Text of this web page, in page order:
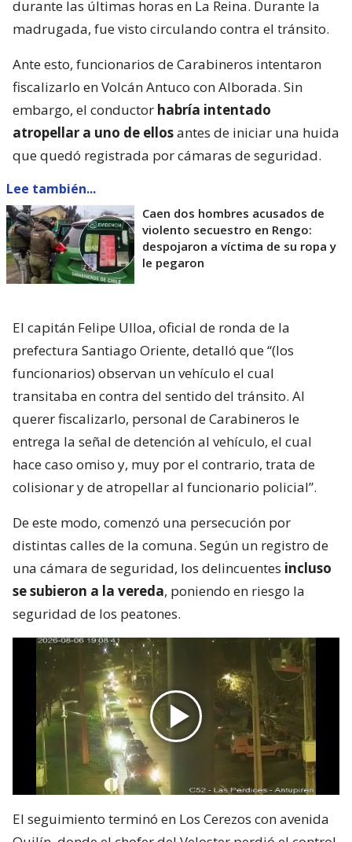
durante las últimas horas en La Reina. Durante la
madrugada, fue visto circulando contra el tránsito.
Ante esto, funcionarios de Carabineros intentaron
fiscalizarlo en Volcán Antuco con Alborada. Sin
embargo, el conductor habría intentado
atropellar a uno de ellosantes de iniciar una huida
que quedó registrada por cámaras de seguridad.
Lee también...
Caen dos hombres acusados de
violento secuestro en Rengo:
despojaron a víctima de su ropa y
le pegaron
El capitán Felipe Ulloa, oficial de ronda de la
prefectura Santiago Oriente, detalló que “(los
funcionarios) observan un vehículo el cual
transitaba en contra del sentido del tránsito. Al
querer fiscalizarlo, personal de Carabineros le
entrega la señal de detención al vehículo, el cual
hace caso omiso y, muy por el contrario, trata de
colisionar y de atropellar al funcionario policial”.
De este modo, comenzó una persecución por
distintas calles de la comuna. Según un registro de
una cámara de seguridad, los delincuentes incluso
se subieron a la vereda, poniendo en riesgo la
seguridad de los peatones.
El seguimiento terminó en Los Cerezos con avenida